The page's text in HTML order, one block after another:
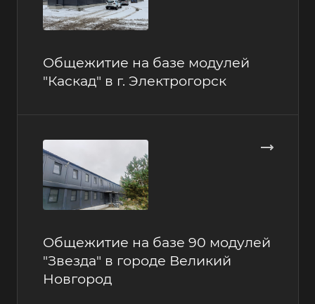
Общежитие на базе модулей
"Каскад" в г. Электрогорск
Общежитие на базе 90 модулей
"Звезда" в городе Великий
Новгород